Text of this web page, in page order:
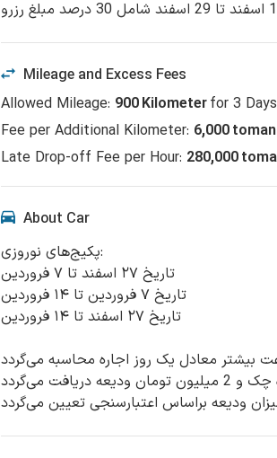
Mileage and Excess Fees
Allowed Mileage: 900Kilometerfor 3 Days
Fee per Additional Kilometer: 6,000
Late Drop-off Fee per Hour: 280,000
About Car
پکیج‌های نوروزی:
تاریخ ۲۷ اسفند تا ۷ فروردین
تاریخ ۷ فروردین تا ۱۴ فروردین
تاریخ ۲۷ اسفند تا ۱۴ فروردین
بیشتر معادل یک روز اجاره محاسبه می‌گردد.
درصورتیکه نتیجه اعتبارسنجی بالا باشد یک فقزه چک و 2 میلیون تومان ودیعه دریافت می‌گردد